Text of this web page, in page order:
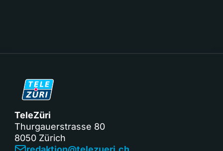
TeleZüri
Thurgauerstrasse 80
8050 Zürich